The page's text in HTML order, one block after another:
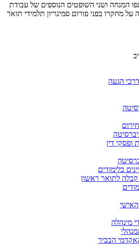
המנחה ושני השופטים הנוספים של עבודת
מחקרו בפני פורום סמינריון תלמידי תואר
הגעה
ופסקי דין
בלימודים
קבלה לתואר ראשון
האישי
מינהלה
הבכיר